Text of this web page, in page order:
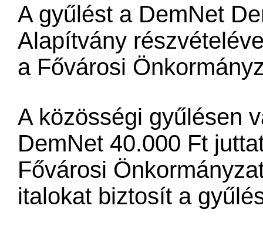
A gyűlést a DemNet
Alapítvány
a Fővárosi
A közösségi gyűlésen
DemNet 40.000 Ft
Fővárosi
italokat biztosít a